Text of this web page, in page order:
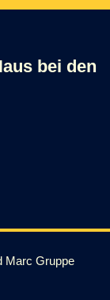
bei den
Marc Gruppe